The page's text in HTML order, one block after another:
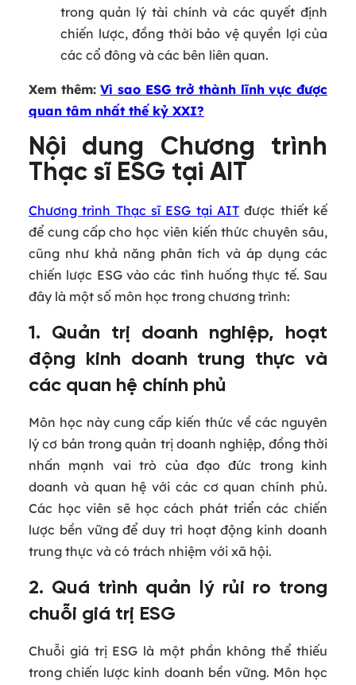
trong quản lý tài chính và các quyết định
chiến lược, đồng thời bảo vệ quyền lợi của
các cổ đông và các bên liên quan.
Xem thêm:Vì sao ESG trở thành lĩnh vực được
quan tâm nhất thế kỷ XXI?
Nội dung Chương trình
Thạc sĩ ESG tại AIT
Chương trình Thạc sĩ ESG tại AIT được thiết kế
để cung cấp cho học viên kiến thức chuyên sâu,
cũng như khả năng phân tích và áp dụng các
chiến lược ESG vào các tình huống thực tế. Sau
đây là một số môn học trong chương trình:
1. Quản trị doanh nghiệp, hoạt
động kinh doanh trung thực và
các quan hệ chính phủ
Môn học này cung cấp kiến thức về các nguyên
lý cơ bản trong quản trị doanh nghiệp, đồng thời
nhấn mạnh vai trò của đạo đức trong kinh
doanh và quan hệ với các cơ quan chính phủ.
Các học viên sẽ học cách phát triển các chiến
lược bền vững để duy trì hoạt động kinh doanh
trung thực và có trách nhiệm với xã hội.
2. Quá trình quản lý rủi ro trong
chuỗi giá trị ESG
Chuỗi giá trị ESG là một phần không thể thiếu
trong chiến lược kinh doanh bền vững. Môn học